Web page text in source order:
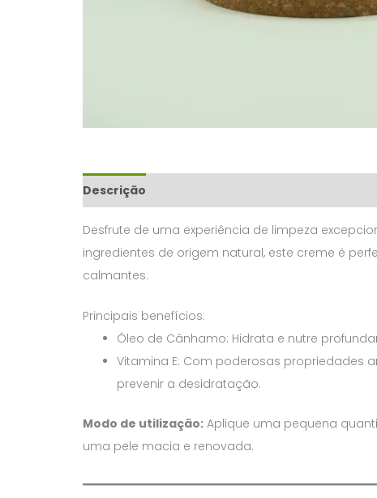
Descrição
Desfrute de uma experiência de limpeza
ingredientes de origem natural, este creme é
calmantes.
Principais benefícios:
Óleo de Cânhamo: Hidrata e nutre
Vitamina E: Com poderosas propriedades
prevenir a desidratação.
Modo de utilização: Aplique uma pequena
uma pele macia e renovada.